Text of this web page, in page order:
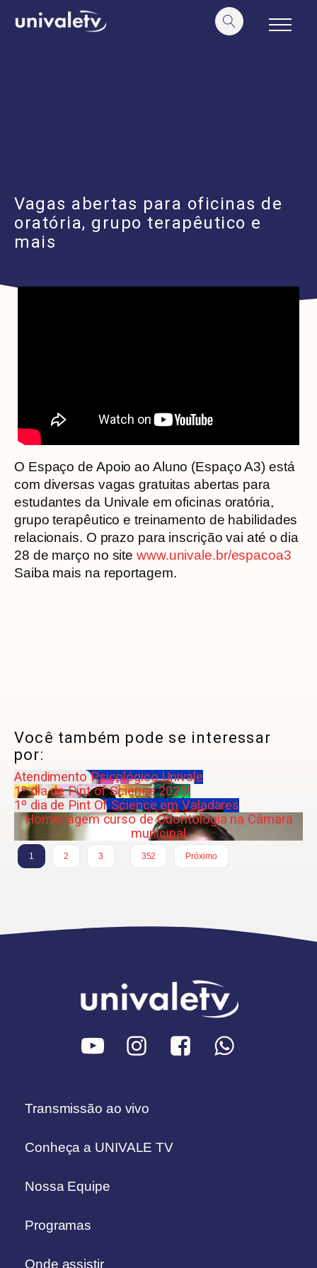
conteúdo
Vagas abertas para oficinas de
oratória, grupo terapêutico e
mais
O Espaço de Apoio ao Aluno (Espaço A3) está
com diversas vagas gratuitas abertas para
estudantes da Univale em oficinas oratória,
grupo terapêutico e treinamento de habilidades
relacionais. O prazo para inscrição vai até o dia
28 de março no site www.univale.br/espacoa3
Saiba mais na reportagem.
Você também pode se interessar
por:
Atendimento Psicológico Univale
1º dia de Pint of Science 2025!
1º dia de Pint Of Science em Valadares
Homenagem curso de Odontologia na Câmara
municipal
1 2 3
352
Próximo
Transmissão ao vivo
Conheça a UNIVALE TV
Nossa Equipe
Programas
Onde assistir